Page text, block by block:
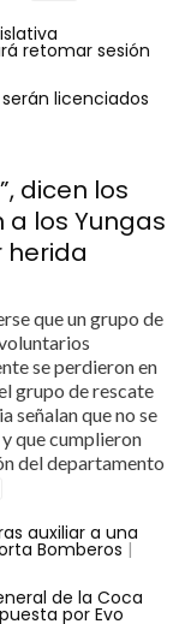
retomar sesión
licenciados
dicen los
los Yungas
herida
que un grupo de
se perdieron en
grupo de rescate
señalan que no se
que cumplieron
del departamento
auxiliar a una
Bomberos |
de la Coca
por Evo